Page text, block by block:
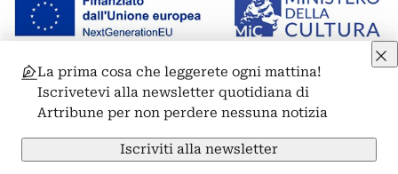
© 2011-2026 ARTRIBUNE srl – Corso Vittorio Emanuele II, 287 –
00186 Roma - P.I. 11381581005
Privacy: Responsabile della protezione dei dati personali
ARTRIBUNE srl – Corso Vittorio Emanuele II, 287 – 00186 Roma
Termini e condizioniPrivacy PolicyCookie PolicyCredits
La prima cosa che leggerete ogni mattina!
Iscrivetevi alla newsletter quotidiana di
Artribune per non perdere nessuna notizia
Iscriviti alla newsletter